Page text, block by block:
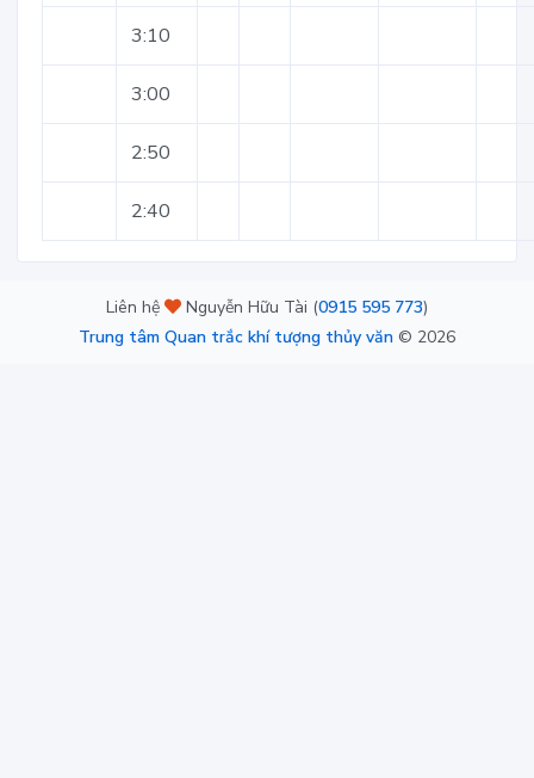
3:10
3:00
2:50
2:40
Liên hệ Nguyễn Hữu Tài (0915 595 773)
Trung tâm Quan trắc khí tượng thủy văn © 2026